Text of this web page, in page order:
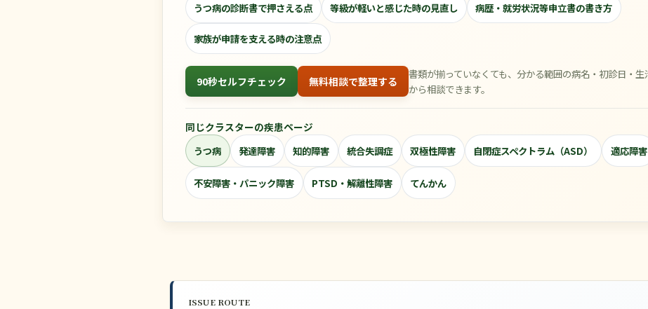
うつ病の診断書で押さえる点
等級が軽いと感じた時の見直し 病歴・就労状況等申立書の書き方
家族が申請を支える時の注意点
90秒セルフチェック 無料相談で整理する
書類が揃っていなくても、分かる範囲の病名・初診日・
から相談できます。
同じクラスターの疾患ページ
うつ病
発達障害 知的障害 統合失調症 双極性障害 自閉症スペクトラム（ASD） 適応障害
不安障害・パニック障害 PTSD・解離性障害 てんかん
ISSUE ROUTE